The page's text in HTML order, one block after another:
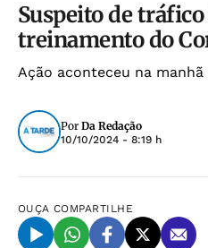
Suspeito de
treinamento do
Ação aconteceu na manhã
Por Da Redação
10/10/2024 - 8:19 h
OUÇA COMPARTILHE